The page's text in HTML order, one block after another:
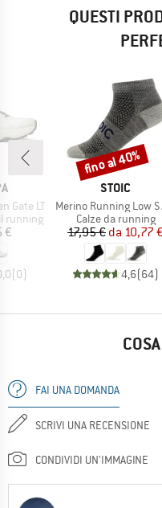
QUESTI
Gate LT
running
€
(0)
MARCHIO
STOIC
Articolo
Merino Running Low Socks
Gruppo di prodotti
Calze da running
Prezzo
17,95 € Prezzo
da 10,77
4,6(64)
Sconto
fino al 40%
FAI UNA DOMANDA
SCRIVI UNA RECENSIONE
CONDIVIDI UN'IMMAGINE